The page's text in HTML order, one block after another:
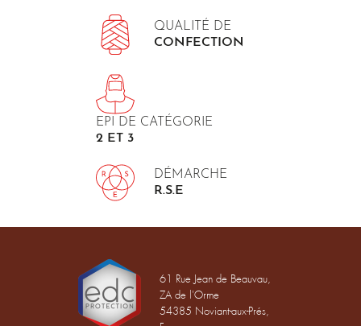
QUALITÉ DE
CONFECTION
EPI DE CATÉGORIE
2 ET 3
DÉMARCHE
R.S.E
61 Rue Jean de Beauvau,
ZA de l'Orme
54385 Noviant-aux-Prés,